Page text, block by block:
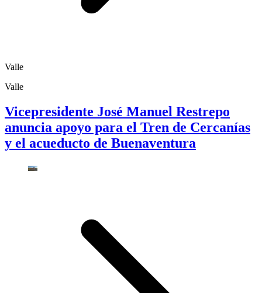
Valle
Valle
Vicepresidente José Manuel Restrepo
anuncia apoyo para el Tren de Cercanías
y el acueducto de Buenaventura